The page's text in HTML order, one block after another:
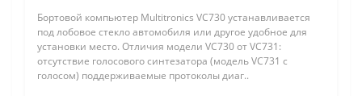
Бортовой компьютер Multitronics VC730 устанавливается
под лобовое стекло автомобиля или другое удобное для
установки место. Отличия модели VC730 от VC731:
отсутствие голосового синтезатора (модель VC731 с
голосом) поддерживаемые протоколы диаг..